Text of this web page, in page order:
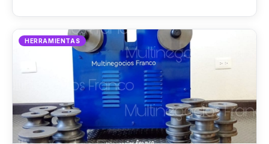
HERRAMIENTAS